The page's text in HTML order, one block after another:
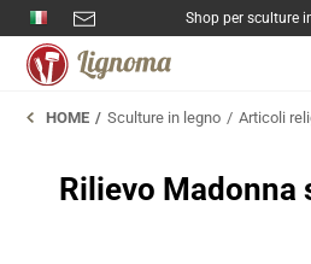
Shop per sculture
HOME Sculture in legno Articoli
Rilievo Madonna